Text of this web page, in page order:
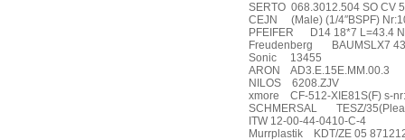
SERTO 068.3012.504 SO CV
CEJN
(Male) (1/4″BSPF)
PFEIFER
D14 18*7 L=43.4
Freudenberg
BAUMSLX7
Sonic
13455
ARON
AD3.E.15E.MM.00.3
NILOS
6208.ZJV
xmore
CF-512-XIE81S(F) s-
SCHMERSAL
TESZ/
ITW 12-00-44-0410-C-4
Murrplastik
KDT/ZE 05